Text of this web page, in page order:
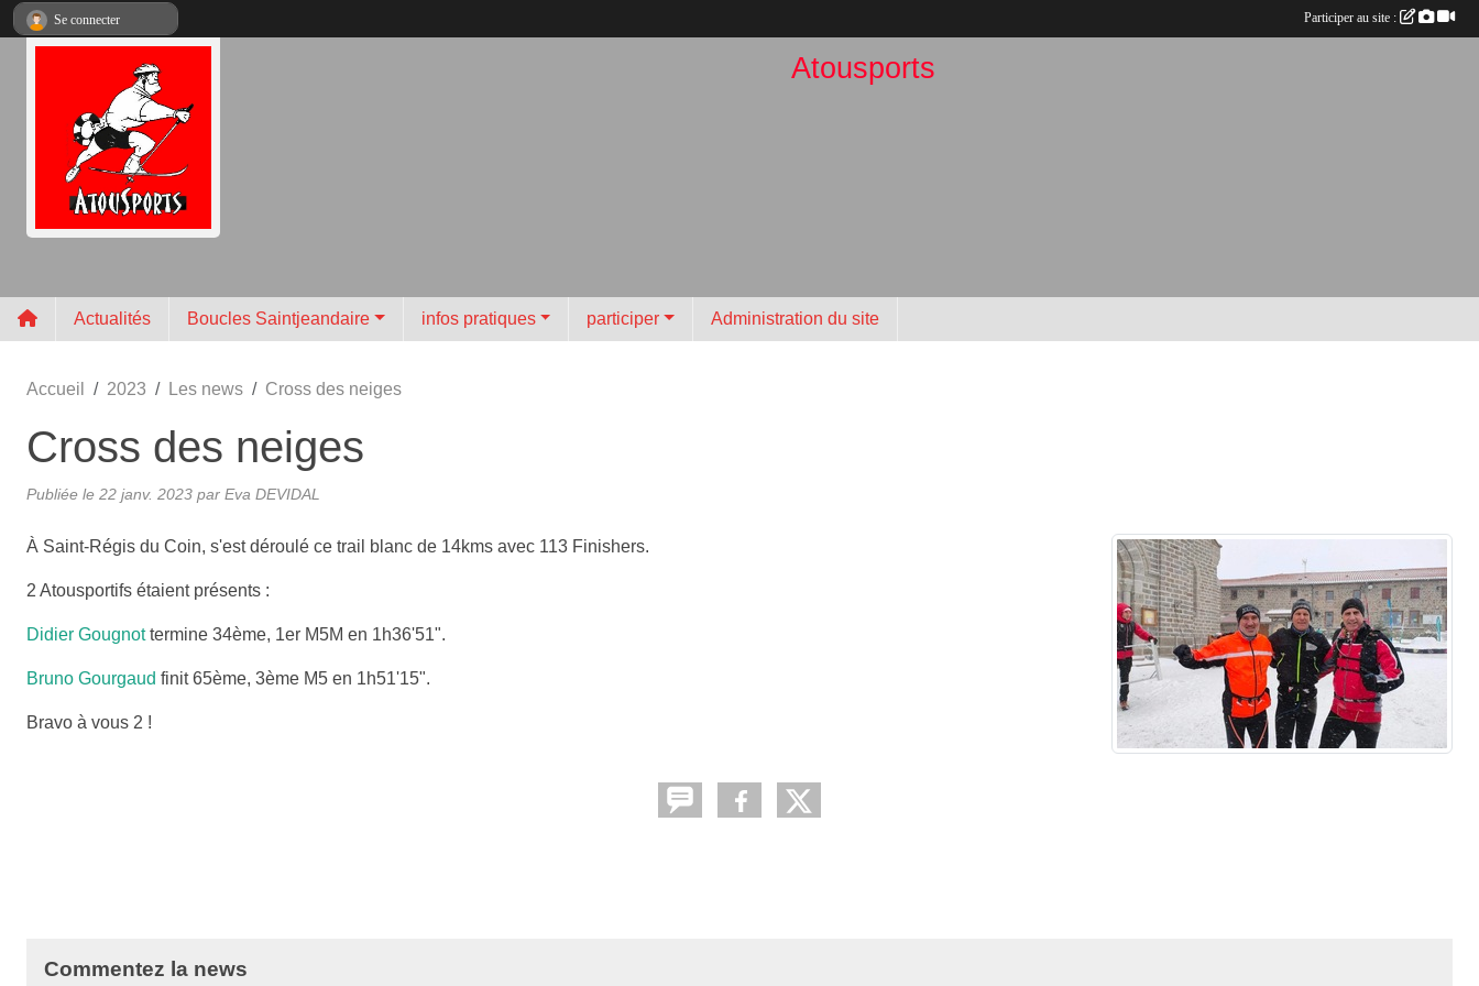
Atousports
Actualités Boucles Saintjeandaire infos pratiques participer Administration du site
Accueil 2023 Les news Cross des neiges
Cross des neiges
Publiée le 22 janv. 2023 par Eva DEVIDAL
À Saint-Régis du Coin, s'est déroulé ce trail blanc de 14kms avec 113 Finishers.
2 Atousportifs étaient présents :
Didier Gougnottermine 34ème, 1er M5M en 1h36'51".
Bruno Gourgaud finit 65ème, 3ème M5 en 1h51'15".
Bravo à vous 2 !
Commentez la news
Se connecter Participer au site :
Panneau de gestion des cookies